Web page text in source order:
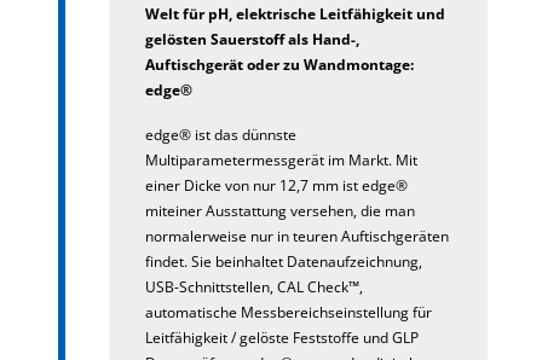
Welt für pH, elektrische Leitfähigkeit und
gelösten Sauerstoff als Hand-,
Auftischgerät oder zu Wandmontage:
edge®
edge® ist das dünnste
Multiparametermessgerät im Markt. Mit
einer Dicke von nur 12,7 mm ist edge®
miteiner Ausstattung versehen, die man
normalerweise nur in teuren Auftischgeräten
findet. Sie beinhaltet Datenaufzeichnung,
USB-Schnittstellen, CAL Check™,
automatische Messbereichseinstellung für
Leitfähigkeit / gelöste Feststoffe und GLP